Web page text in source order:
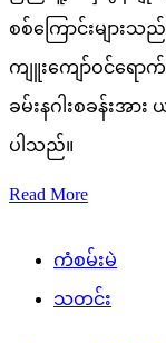
စစ်ကြောင်းများသ
ကျူးကျော်ဝင်ရေ
ခမ်းနဂါးစခန်းအာ
ပါသည်။
Read More
ကံစမ်းမဲ
သတင်း